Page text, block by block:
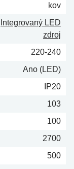
kov
Integrovaný LED
zdroj
220-240
Ano (LED)
IP20
103
100
2700
500